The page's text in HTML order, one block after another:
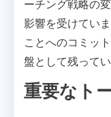
ーチング戦略の
影響を受けてい
ことへのコミッ
盤として残ってい
重要なト